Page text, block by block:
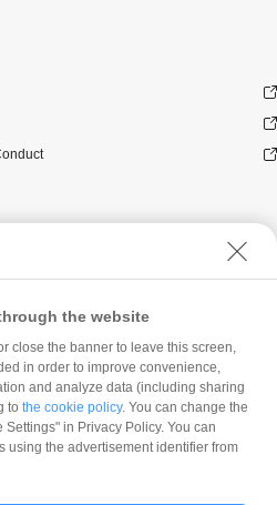
の考え方
the website
close the banner to leave this screen,
in order to improve convenience,
and analyze data (including sharing
to the cookie policy. You can change the
in Privacy Policy. You can
using the advertisement identifier from